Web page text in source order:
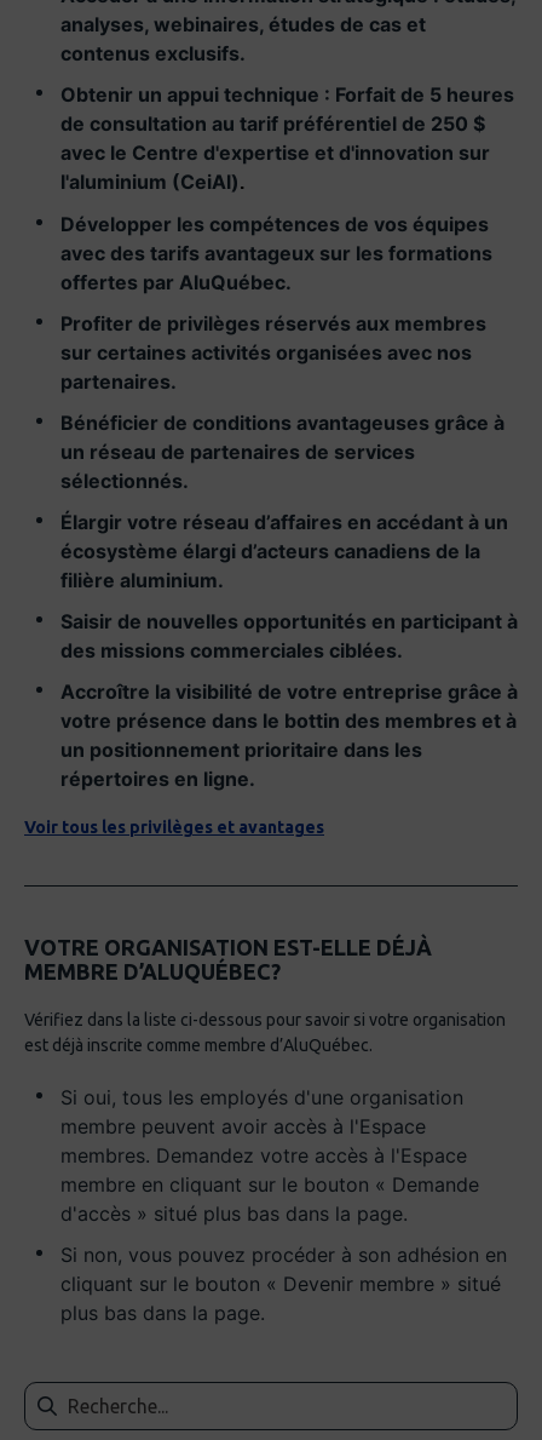
analyses, webinaires, études de cas et
contenus exclusifs.
Obtenir un appui technique : Forfait de 5 heures
de consultation au tarif préférentiel de 250 $
avec le Centre d'expertise et d'innovation sur
l'aluminium (CeiAl).
Développer les compétences de vos équipes
avec des tarifs avantageux sur les formations
offertes par AluQuébec.
Profiter de privilèges réservés aux membres
sur certaines activités organisées avec nos
partenaires.
Bénéficier de conditions avantageuses grâce à
un réseau de partenaires de services
sélectionnés.
Élargir votre réseau d’affaires en accédant à un
écosystème élargi d’acteurs canadiens de la
filière aluminium.
Saisir de nouvelles opportunités en participant à
des missions commerciales ciblées.
Accroître la visibilité de votre entreprise grâce à
votre présence dans le bottin des membres et à
un positionnement prioritaire dans les
répertoires en ligne.
Voir tous les privilèges et avantages
VOTRE ORGANISATION EST-ELLE DÉJÀ
MEMBRE D’ALUQUÉBEC?
Vérifiez dans la liste ci-dessous pour savoir si votre organisation
est déjà inscrite comme membre d’AluQuébec.
Si oui, tous les employés d'une organisation
membre peuvent avoir accès à l'Espace
membres. Demandez votre accès à l'Espace
membre en cliquant sur le bouton « Demande
d'accès » situé plus bas dans la page.
Si non, vous pouvez procéder à son adhésion en
cliquant sur le bouton « Devenir membre » situé
plus bas dans la page.